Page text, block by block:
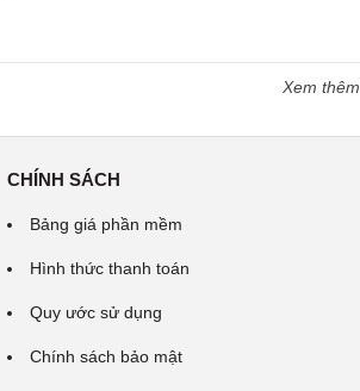
Xem thêm
CHÍNH SÁCH
Bảng giá phần mềm
Hình thức thanh toán
Quy ước sử dụng
Chính sách bảo mật